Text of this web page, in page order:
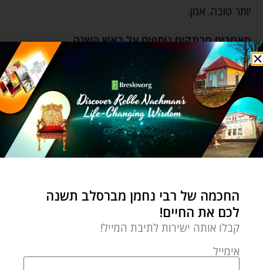
יותר טובה. אמן.
מאמרים מרתקים נוספים על ראש השנה
תמצאובקישור הזה
אתגרי חיים דוד המלך הצלחה התחלה חדשה
ונתנה תוקף יום כיפור ישמע בזיונו ידום וישתוק כישלון
צדקה ראש השנה רבי נחמן מברסלב שנה חדשה
0 תגובות
החכמה של רבי נחמן מברסלב תשנה
לכם את החיים!
קבלו אותה ישירות לתיבת המייל!
אימייל